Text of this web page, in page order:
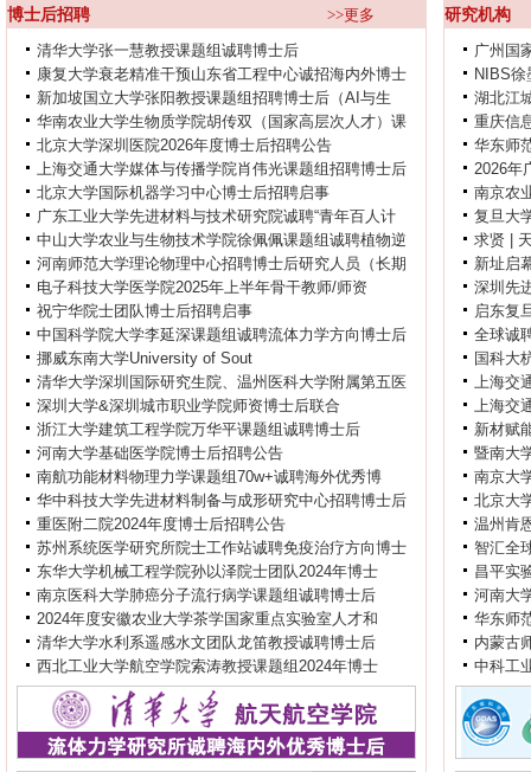
博士后招聘 >>更多
研究机构
清华大学张一慧教授课题组诚聘博士后
康复大学衰老精准干预山东省工程中心诚招海内外博士
新加坡国立大学张阳教授课题组招聘博士后（AI与生
华南农业大学生物质学院胡传双（国家高层次人才）课
北京大学深圳医院2026年度博士后招聘公告
上海交通大学媒体与传播学院肖伟光课题组招聘博士后
北京大学国际机器学习中心博士后招聘启事
广东工业大学先进材料与技术研究院诚聘“青年百人计
中山大学农业与生物技术学院徐佩佩课题组诚聘植物逆
河南师范大学理论物理中心招聘博士后研究人员（长期
电子科技大学医学院2025年上半年骨干教师/师资
祝宁华院士团队博士后招聘启事
中国科学院大学李延深课题组诚聘流体力学方向博士后
挪威东南大学University of Sout
清华大学深圳国际研究生院、温州医科大学附属第五医
深圳大学&深圳城市职业学院师资博士后联合
浙江大学建筑工程学院万华平课题组诚聘博士后
河南大学基础医学院博士后招聘公告
南航功能材料物理力学课题组70w+诚聘海外优秀博
华中科技大学先进材料制备与成形研究中心招聘博士后
重医附二院2024年度博士后招聘公告
苏州系统医学研究所院士工作站诚聘免疫治疗方向博士
东华大学机械工程学院孙以泽院士团队2024年博士
南京医科大学肺癌分子流行病学课题组诚聘博士后
2024年度安徽农业大学茶学国家重点实验室人才和
清华大学水利系遥感水文团队龙笛教授诚聘博士后
西北工业大学航空学院索涛教授课题组2024年博士
广州国
NIBS
湖北江
重庆信
华东师
2026年
南京农
复旦大
求贤 |
新址启
深圳先
启东复
全球诚
国科大
上海交
上海交
新材赋
暨南大
南京大
北京大
温州肯
智汇全
昌平实
河南大
华东师
内蒙古
中科工